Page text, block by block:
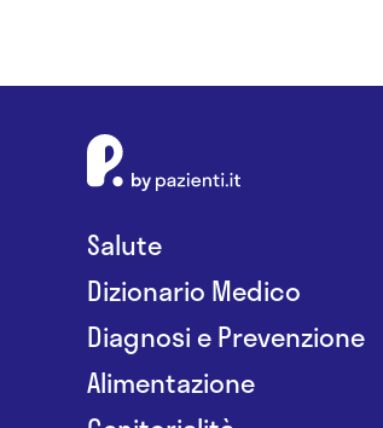
Salute
Dizionario Medico
Diagnosi e Prevenzione
Alimentazione